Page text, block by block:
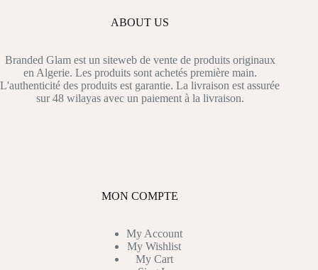
ABOUT US
Branded Glam est un siteweb de vente de produits originaux
en Algerie. Les produits sont achetés première main.
L'authenticité des produits est garantie. La livraison est assurée
sur 48 wilayas avec un paiement à la livraison.
MON COMPTE
My Account
My Wishlist
My Cart